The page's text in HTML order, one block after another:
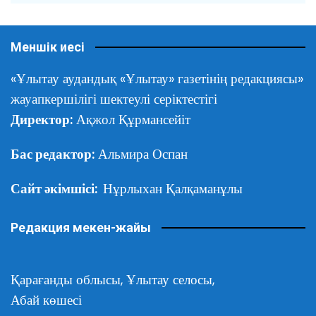
Меншік иесі
«Ұлытау аудандық «Ұлытау» газетінің редакциясы»
жауапкершілігі шектеулі серіктестігі
Директор: Ақжол Құрмансейіт
Бас редактор: Альмира Оспан
Сайт әкімшісі: Нұрлыхан Қалқаманұлы
Редакция мекен-жайы
Қарағанды облысы, Ұлытау селосы,
Абай көшесі